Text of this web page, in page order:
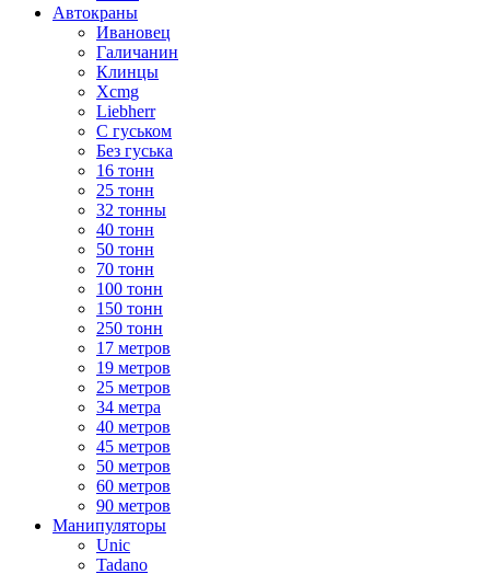
Автокраны
Ивановец
Галичанин
Клинцы
Xcmg
Liebherr
С гуськом
Без гуська
16 тонн
25 тонн
32 тонны
40 тонн
50 тонн
70 тонн
100 тонн
150 тонн
250 тонн
17 метров
19 метров
25 метров
34 метра
40 метров
45 метров
50 метров
60 метров
90 метров
Манипуляторы
Unic
Tadano